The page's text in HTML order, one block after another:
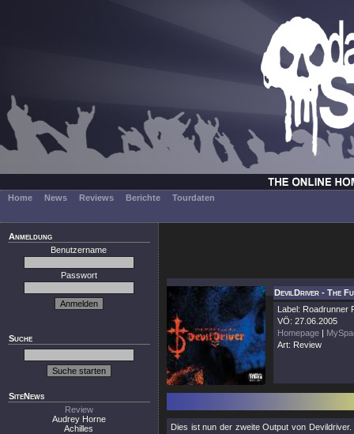
Home News Reviews Berichte Tourdaten
Anmeldung
Benutzername
Passwort
Suche
SiteNews
Review
Audrey Horne
Achilles
DevilDriver - The
Label: Roadrunner
VÖ: 27.06.2005
Homepage |
Art: Review
Dies ist nun der zweite Output von